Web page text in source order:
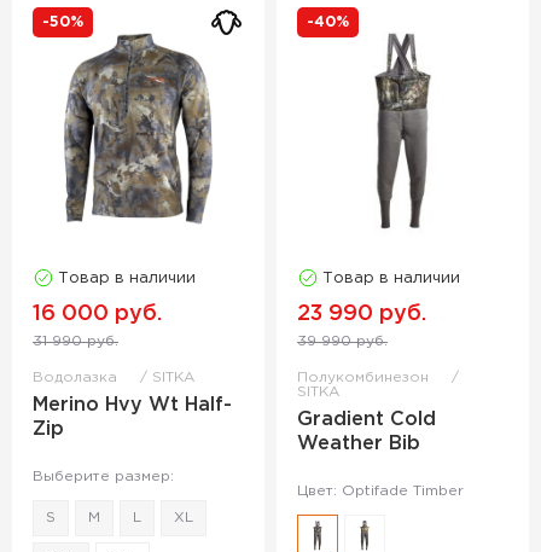
-50%
Товар в наличии
16 000 руб.
31 990 руб.
Водолазка SITKA
Merino Hvy Wt Half-
Zip
Выберите размер:
S M XL
-40%
Товар в наличии
23 990 руб.
39 990 руб.
Полукомбинезон
SITKA
Gradient Cold
Weather Bib
Цвет: Optifade Timber